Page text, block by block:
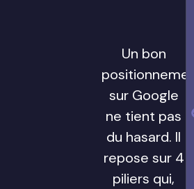
Un bon
positionnement
sur Google
ne tient pas
du hasard. Il
repose sur 4
piliers qui,